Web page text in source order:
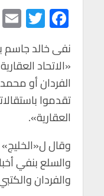
F
ac
e
b
o
o
k
T
wi
tt
er
نفى خالد جاسم
«الاتحاد
الفردان أو
تقدموا
العقارية».
وقال ل«الخليج»
والسلع بنفي
والفردان